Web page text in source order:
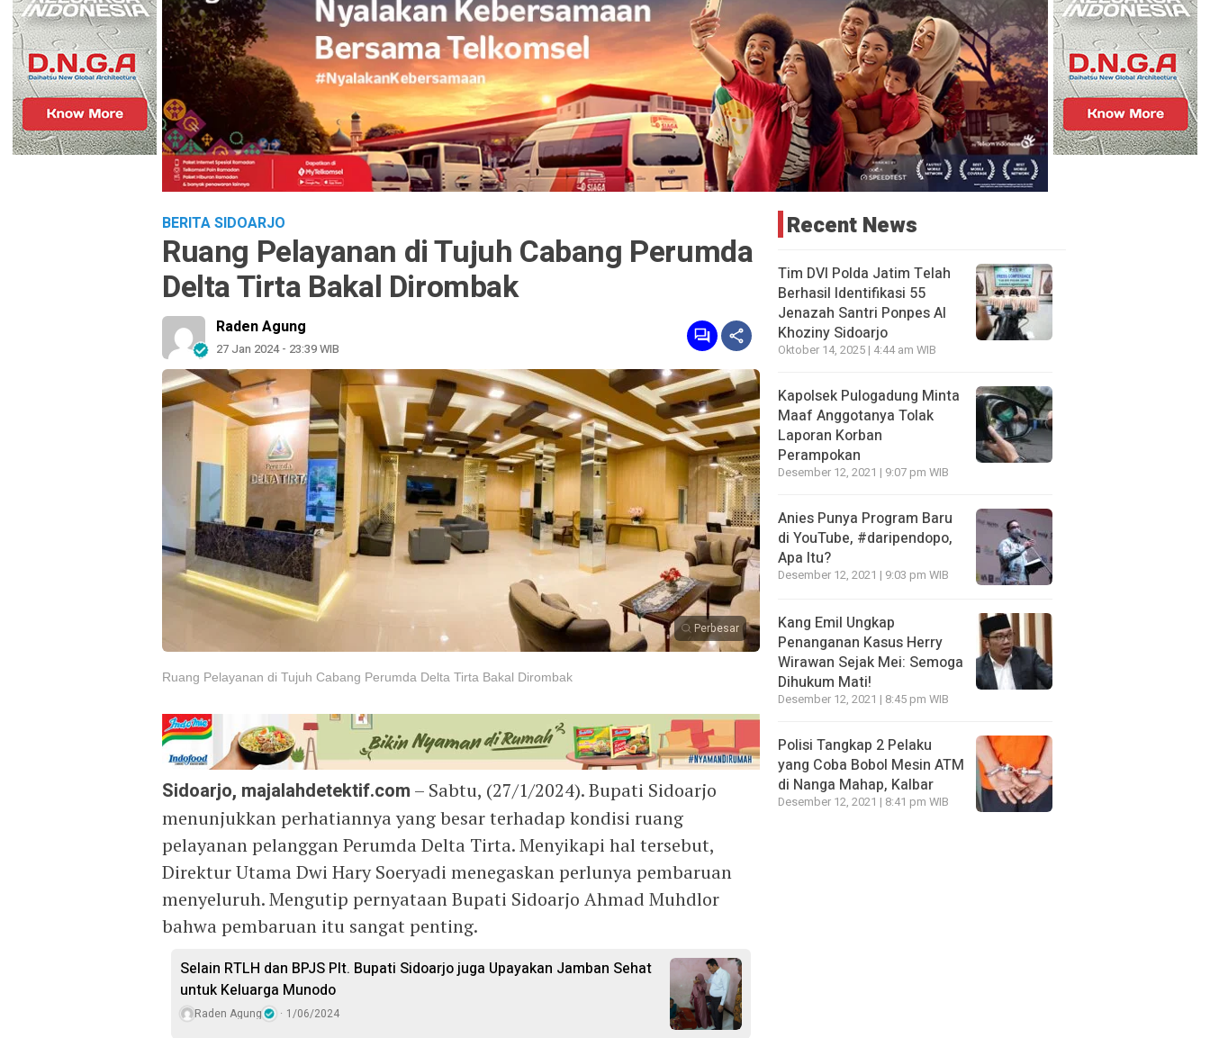
BERITA SIDOARJO
Ruang Pelayanan di Tujuh Cabang Perumda
Delta Tirta Bakal Dirombak
Raden Agung
27 Jan 2024 - 23:39 WIB
Perbesar
Ruang Pelayanan di Tujuh Cabang Perumda Delta Tirta Bakal Dirombak
Sidoarjo, majalahdetektif.com – Sabtu, (27/1/2024). Bupati Sidoarjo
menunjukkan perhatiannya yang besar terhadap kondisi ruang
pelayanan pelanggan Perumda Delta Tirta. Menyikapi hal tersebut,
Direktur Utama Dwi Hary Soeryadi menegaskan perlunya pembaruan
menyeluruh. Mengutip pernyataan Bupati Sidoarjo Ahmad Muhdlor
bahwa pembaruan itu sangat penting.
Selain RTLH dan BPJS Plt. Bupati Sidoarjo juga Upayakan Jamban Sehat
untuk Keluarga Munodo
Raden Agung 1/06/2024
Recent News
Tim DVI Polda Jatim Telah
Berhasil Identifikasi 55
Jenazah Santri Ponpes Al
Khoziny Sidoarjo
Oktober 14, 2025 | 4:44 am WIB
Kapolsek Pulogadung Minta
Maaf Anggotanya Tolak
Laporan Korban
Perampokan
Desember 12, 2021 | 9:07 pm WIB
Anies Punya Program Baru
di YouTube, #daripendopo,
Apa Itu?
Desember 12, 2021 | 9:03 pm WIB
Kang Emil Ungkap
Penanganan Kasus Herry
Wirawan Sejak Mei: Semoga
Dihukum Mati!
Desember 12, 2021 | 8:45 pm WIB
Polisi Tangkap 2 Pelaku
yang Coba Bobol Mesin ATM
di Nanga Mahap, Kalbar
Desember 12, 2021 | 8:41 pm WIB